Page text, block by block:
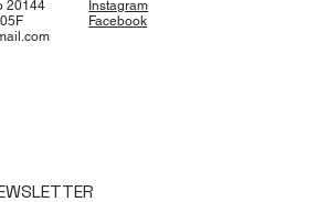
20144
Instagram
Facebook